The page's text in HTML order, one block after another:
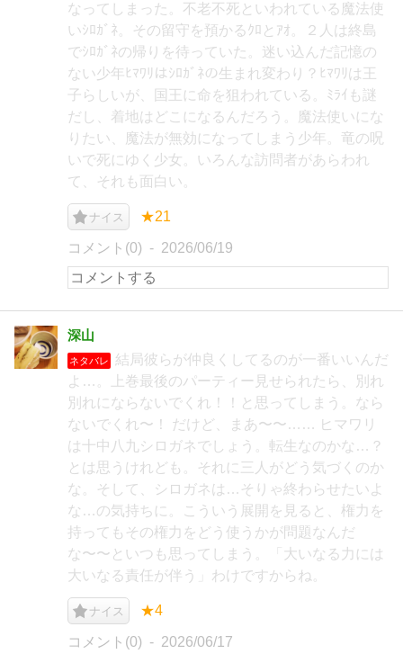
なってしまった。不老不死といわれている魔法使
いｼﾛｶﾞﾈ。その留守を預かるｸﾛとｱｵ。２人は終島
でｼﾛｶﾞﾈの帰りを待っていた。迷い込んだ記憶の
ない少年ﾋﾏﾜﾘはｼﾛｶﾞﾈの生まれ変わり？ﾋﾏﾜﾘは王
子らしいが、国王に命を狙われている。ﾐﾗｲも謎
だし、着地はどこになるんだろう。魔法使いにな
りたい、魔法が無効になってしまう少年。竜の呪
いで死にゆく少女。いろんな訪問者があらわれ
て、それも面白い。
ナイス ★21
コメント(0) 2026/06/19
深山
ネタバレ
結局彼らが仲良くしてるのが一番いいんだ
よ…。上巻最後のパーティー見せられたら、別れ
別れにならないでくれ！！と思ってしまう。なら
ないでくれ〜！ だけど、まあ〜〜…… ヒマワリ
は十中八九シロガネでしょう。転生なのかな…？
とは思うけれども。それに三人がどう気づくのか
な。そして、シロガネは…そりゃ終わらせたいよ
な…の気持ちに。こういう展開を見ると、権力を
持ってもその権力をどう使うかが問題なんだ
な〜〜といつも思ってしまう。「大いなる力には
大いなる責任が伴う」わけですからね。
ナイス ★4
コメント(0) 2026/06/17